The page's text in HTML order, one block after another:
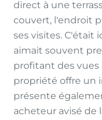
direct à une
couvert, l'endroit
ses visites. C'était
aimait souvent
profitant des vues
propriété offre un
présente
acheteur avisé de